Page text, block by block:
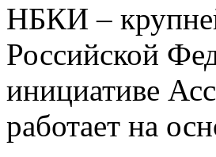
НБКИ –
Российской
инициативе
работает на